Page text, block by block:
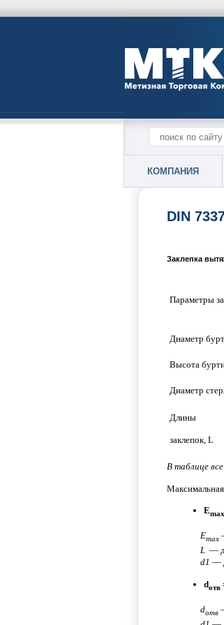
КОМПАНИЯ
DIN
Заклепка
Параметры
Диаметр
Высота
Диаметр
Длины
заклепок, L
В таблице
Максимальная
Emax
Emax
L —
d1 —
dотв
dотв